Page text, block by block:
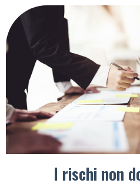
I rischi non